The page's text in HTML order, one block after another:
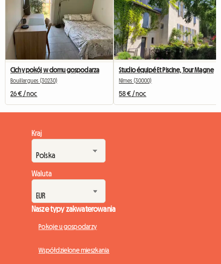
Cichy pokój w domu gospodarza
Bouillargues (30230)
26 € / noc
Studio équipé Et Piscine, Tour Magne
Nîmes (30000)
58 € / noc
Kraj
Waluta
Nasze typy zakwaterowania
Pokoje u gospodarzy
Współdzielone mieszkania